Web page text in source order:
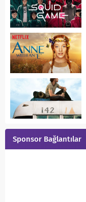
Sponsor Bağlantılar